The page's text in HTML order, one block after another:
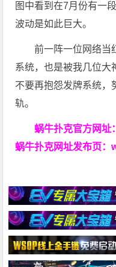
图中看到在7月份有一
波动是如此巨大。
前一阵一位网络当
系统，也是被我几位大
不要再抱怨发牌系统，
轨。
蜗牛扑克官方网址
蜗牛扑克网址发布页：